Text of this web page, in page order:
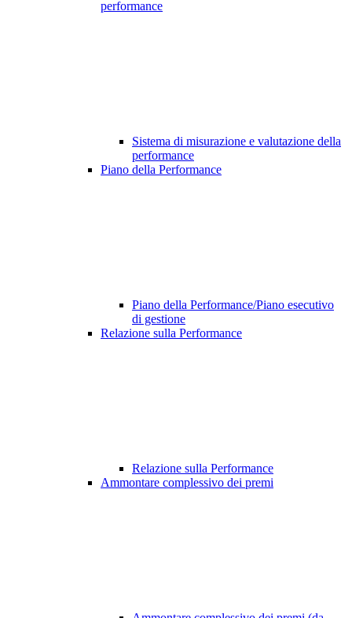
performance
Sistema di misurazione e valutazione della
performance
Piano della Performance
Piano della Performance/Piano esecutivo
di gestione
Relazione sulla Performance
Relazione sulla Performance
Ammontare complessivo dei premi